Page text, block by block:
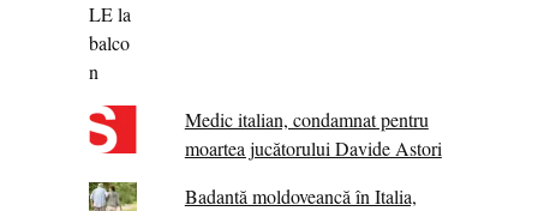
Medic italian, condamnat pentru
moartea jucătorului Davide Astori
Badantă moldoveancă în Italia,